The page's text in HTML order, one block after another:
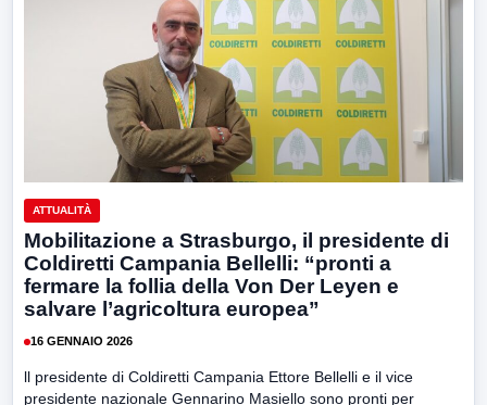
ATTUALITÀ
Mobilitazione a Strasburgo, il presidente di
Coldiretti Campania Bellelli: “pronti a
fermare la follia della Von Der Leyen e
salvare l’agricoltura europea”
16 GENNAIO 2026
ll presidente di Coldiretti Campania Ettore Bellelli e il vice
presidente nazionale Gennarino Masiello sono pronti per